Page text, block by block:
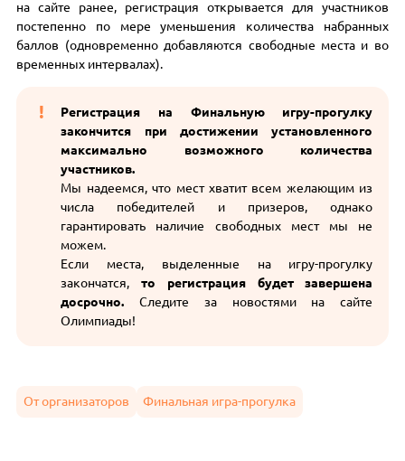
на сайте ранее, регистрация открывается для участников
постепенно по мере уменьшения количества набранных
баллов (одновременно добавляются свободные места и во
временных интервалах).
Регистрация на Финальную игру-прогулку
закончится при достижении установленного
максимально возможного количества
участников.
Мы надеемся, что мест хватит всем желающим из
числа победителей и призеров, однако
гарантировать наличие свободных мест мы не
можем.
Если места, выделенные на игру-прогулку
закончатся, то регистрация будет завершена
досрочно.Следите за новостями на сайте
Олимпиады!
От организаторов Финальная игра-прогулка